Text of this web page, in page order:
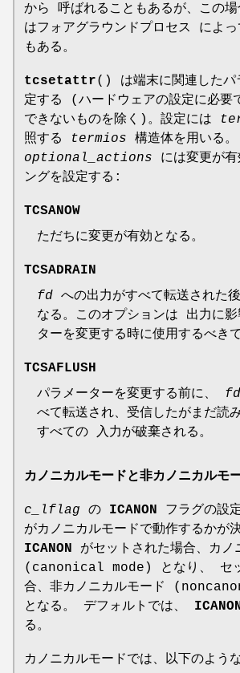
から 呼ばれることもあるが、この
はフォアグラウンドプロセス によっ
もある。
tcsetattr() は端末に関連したパ
定する (ハードウェアの設定に必要
できないものを除く)。設定には
照する
termios 構造体を用いる。
optional_actions には変更が有
ングを設定する:
TCSANOW
ただちに変更が有効となる。
TCSADRAIN
fd への出力がすべて転送された
なる。このオプションは 出力に
ターを変更する時に使用するべきで
TCSAFLUSH
パラメーターを変更する前に、 fd
べて転送され、受信したがまだ読
すべての 入力が破棄される。
カノニカルモードと非カノニカルモ
c_lflag の ICANON フラグの設
がカノニカルモードで動作するかが
ICANON がセットされた場合、カノ
(canonical mode) となり、 セッ
合、非カノニカルモード
となる。 デフォルトでは、
る。
カノニカルモードでは、以下のよう